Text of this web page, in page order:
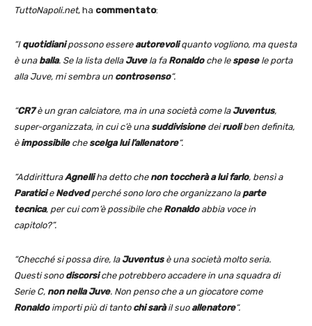
TuttoNapoli.net, ha commentato:
“I quotidianipossono essereautorevoliquanto vogliono, ma questa
è una balla. Se la lista della Juvela fa Ronaldoche le spesele porta
alla Juve, mi sembra un controsenso“.
“CR7è un gran calciatore, ma in una società come la Juventus,
super-organizzata, in cui c’è una suddivisionedeiruoliben definita,
è impossibileche scelga lui l’allenatore“.
“AddiritturaAgnelliha detto che non toccherà a lui farlo, bensì a
Paraticie Nedvedperché sono loro che organizzano la parte
tecnica, per cui com’è possibile che Ronaldoabbia voce in
capitolo?”.
“Checché si possa dire, la Juventusè una società molto seria.
Questi sono discorsiche potrebbero accadere in una squadra di
Serie C, non nella Juve. Non penso che a un giocatore come
Ronaldoimporti più di tanto chi saràil suoallenatore“.